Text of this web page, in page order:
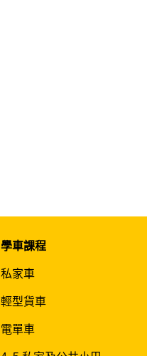
學車課程
私家車
輕型貨車
電單車